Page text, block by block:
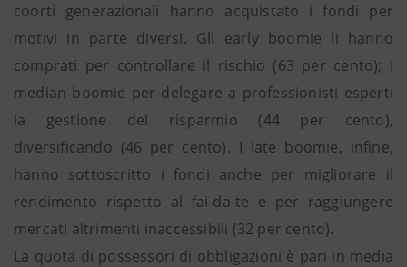
coorti generazionali hanno acquistato i fondi per
motivi in parte diversi. Gli early boomie li hanno
comprati per controllare il rischio (63 per cento); i
median boomie per delegare a professionisti esperti
la gestione del risparmio (44 per cento),
diversificando (46 per cento). I late boomie, infine,
hanno sottoscritto i fondi anche per migliorare il
rendimento rispetto al fai-da-te e per raggiungere
mercati altrimenti inaccessibili (32 per cento).
La quota di possessori di obbligazioni è pari in media